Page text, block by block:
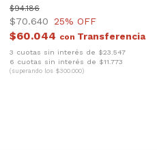
$70.640
$94.186
25% OFF
$60.044 con
3 cuotas sin interés de $23.547
6 cuotas sin interés de $11.773
(superando los $300.000)